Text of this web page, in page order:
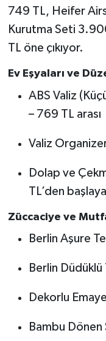
749 TL, Heifer
Kurutma Seti
TL öne çıkıyor.
Ev Eşyaları ve
ABS Valiz
– 769 TL arası
Valiz
Dolap ve
TL’den
Züccaciye ve
Berlin Aşure
Berlin
Dekorlu
Bambu Dönen